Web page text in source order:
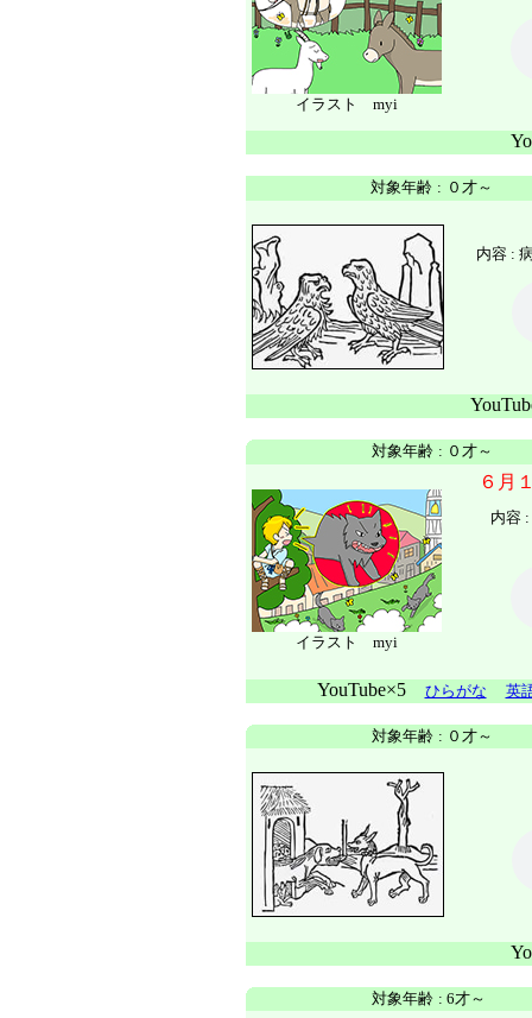
イラスト myi
対象年齢 : ０才～
内容 :
対象年齢 : ０才～
イラスト myi
６月
内容
YouTube×5 ひらがな 英
対象年齢 : ０才～
対象年齢 : 6才～